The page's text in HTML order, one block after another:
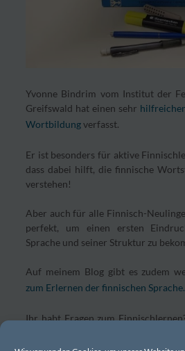
Yvonne Bindrim vom Institut der
Greifswald hat einen sehr
Wortbildungverfasst.
Er ist besonders für aktive
dass dabei hilft, die finnische
verstehen!
Aber auch für alle Finnisch-
perfekt, um einen ersten
Sprache und seiner Struktur zu
Auf meinem Blog gibt es zudem
zum Erlernen der finnischen Sprache.
Ihr habt Fragen zum